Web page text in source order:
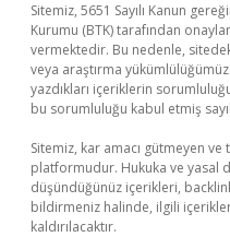
Sitemiz, 5651 Sayılı Kanun
Kurumu (BTK) tarafından
vermektedir. Bu nedenle,
veya araştırma
yazdıkları içeriklerin
bu sorumluluğu kabul etmiş
Sitemiz, kar amacı gütmeyen
platformudur. Hukuka ve yasal
düşündüğünüz içerikleri,
bildirmeniz halinde, ilgili
kaldırılacaktır.